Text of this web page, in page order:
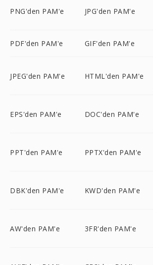
PNG'den PAM'e JPG'den PAM'e
PDF'den PAM'e GIF'den PAM'e
JPEG'den PAM'e HTML'den PAM'e
EPS'den PAM'e DOC'den PAM'e
PPT'den PAM'e PPTX'den PAM'e
DBK'den PAM'e KWD'den PAM'e
AW'den PAM'e 3FR'den PAM'e